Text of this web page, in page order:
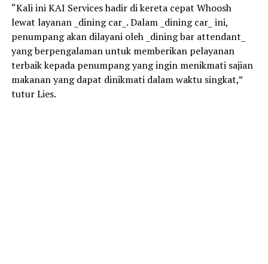
“Kali ini KAI Services hadir di kereta cepat Whoosh
lewat layanan _dining car_. Dalam _dining car_ ini,
penumpang akan dilayani oleh _dining bar attendant_
yang berpengalaman untuk memberikan pelayanan
terbaik kepada penumpang yang ingin menikmati sajian
makanan yang dapat dinikmati dalam waktu singkat,”
tutur Lies.